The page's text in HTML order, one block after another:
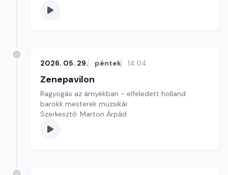
2026. 05. 29. péntek 14:04
Zenepavilon
Ragyogás az árnyékban - elfeledett holland
barokk mesterek muzsikái
Szerkesztő: Marton Árpád